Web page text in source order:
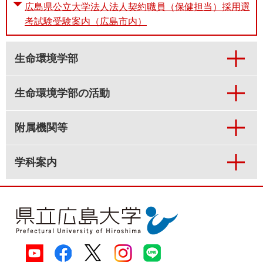
広島県公立大学法人法人契約職員（保健担当）採用選
考試験受験案内（広島市内）
生命環境学部
生命環境学部の活動
附属機関等
学科案内